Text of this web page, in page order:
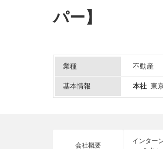
パー】
業種 不動産
基本情報 本社 東
会社概要
インター